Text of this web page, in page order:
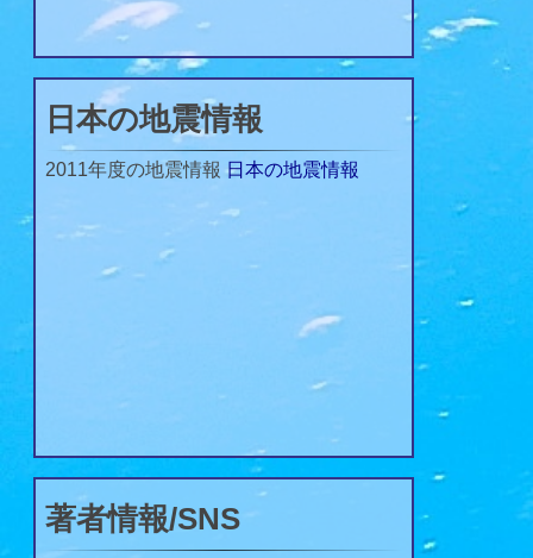
日本の地震情報
2011年度の地震情報日本の地震情報
著者情報/SNS